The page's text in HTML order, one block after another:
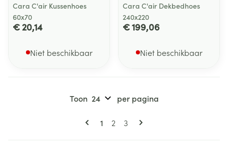
Cara C'air Kussenhoes
60x70
€ 20,14
Niet beschikbaar
Cara C'air Dekbedhoes
240x220
€ 199,06
Niet beschikbaar
Pagina's
U lees momenteel pagina
1 Pagina
2 Pagina
3
Toon per pagina